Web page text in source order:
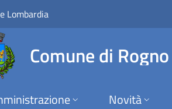
frequenti
Lombardia
Comune di Rogno
Novità